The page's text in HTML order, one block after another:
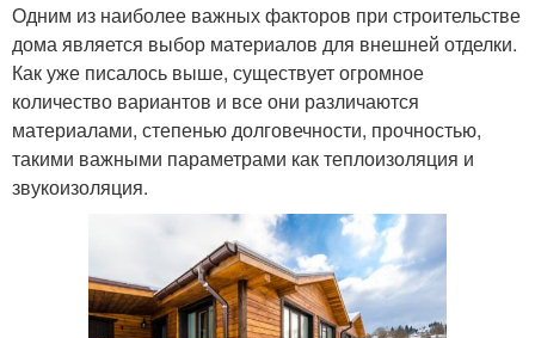
Одним из наиболее важных факторов при строительстве
дома является выбор материалов для внешней отделки.
Как уже писалось выше, существует огромное
количество вариантов и все они различаются
материалами, степенью долговечности, прочностью,
такими важными параметрами как теплоизоляция и
звукоизоляция.